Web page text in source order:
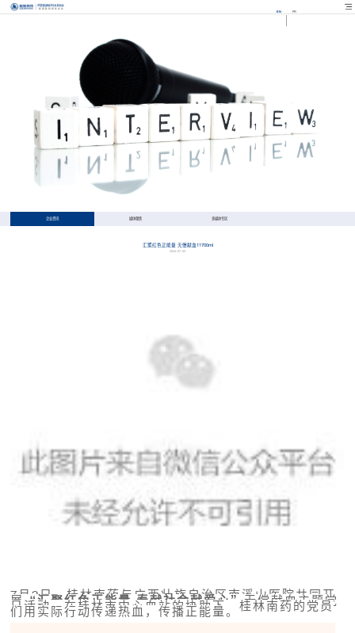
EN FR
企业资讯 媒体聚焦 多媒体专区
汇聚红色正能量 无偿献血11700ml
2024-07-02
7月2日，桂林南药与广西壮族自治区南溪山医院共同开
展“汇聚红色正能量 奉献社会献爱心 ”无偿献血主题党
日活动，在桂林市中心血站的协助下，桂林南药的党员
们用实际行动传递热血，传播正能量。